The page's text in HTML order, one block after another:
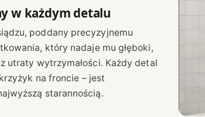
l
l
w każdym detalu
poddany precyzyjnemu
który nadaje mu głęboki,
utraty wytrzymałości. Każdy detal
na froncie – jest
starannością.